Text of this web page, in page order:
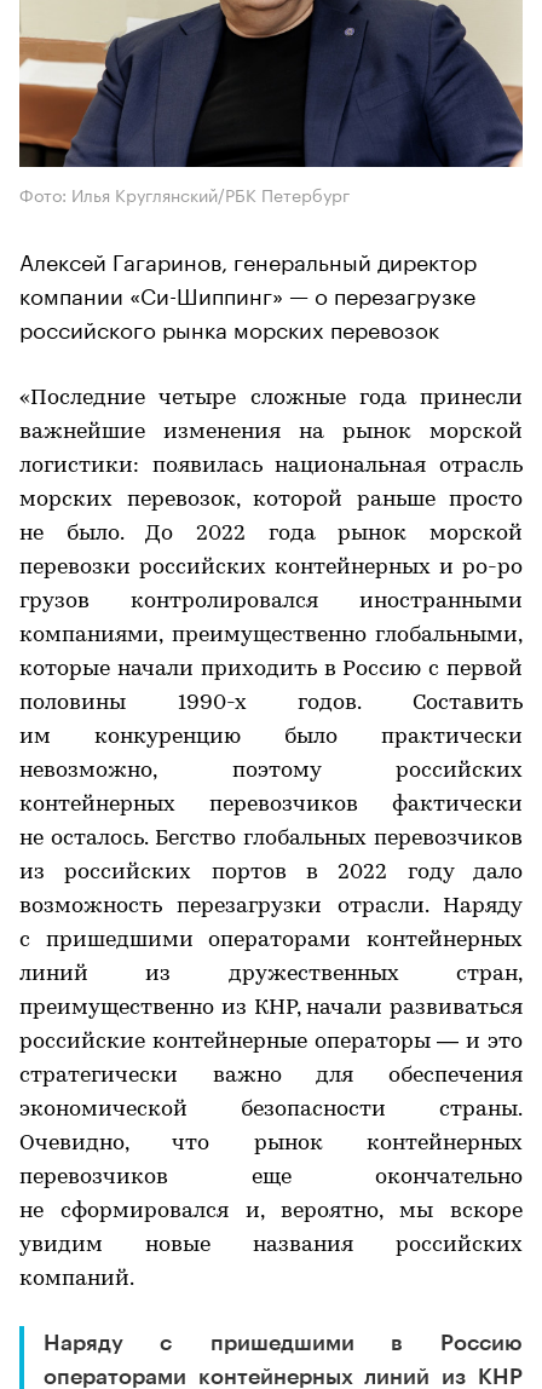
Фото: Илья Круглянский/РБК Петербург
Алексей Гагаринов, генеральный директор
компании «Си-Шиппинг» — о перезагрузке
российского рынка морских перевозок
«Последние четыре сложные года принесли
важнейшие изменения на рынок морской
логистики: появилась национальная отрасль
морских перевозок, которой раньше просто
не было. До 2022 года рынок морской
перевозки российских контейнерных и ро-ро
грузов контролировался иностранными
компаниями, преимущественно глобальными,
которые начали приходить в Россию с первой
половины 1990-х годов. Составить
им конкуренцию было практически
невозможно, поэтому российских
контейнерных перевозчиков фактически
не осталось. Бегство глобальных перевозчиков
из российских портов в 2022 году дало
возможность перезагрузки отрасли. Наряду
с пришедшими операторами контейнерных
линий из дружественных стран,
преимущественно из КНР, начали развиваться
российские контейнерные операторы — и это
стратегически важно для обеспечения
экономической безопасности страны.
Очевидно, что рынок контейнерных
перевозчиков еще окончательно
не сформировался и, вероятно, мы вскоре
увидим новые названия российских
компаний.
Наряду с пришедшими в Россию
операторами контейнерных линий из КНР